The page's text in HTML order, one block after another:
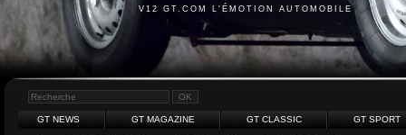
V12 GT.COM L'ÉMOTION AUTOMOBILE
GT NEWS GT MAGAZINE GT CLASSIC GT SPORT